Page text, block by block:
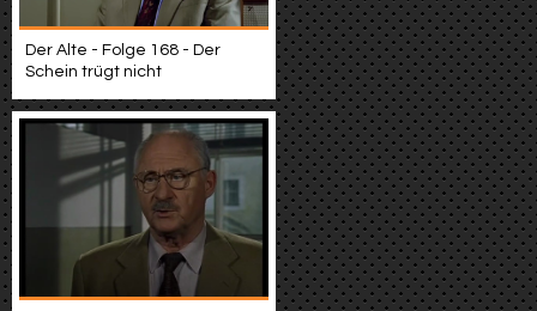
Der Alte - Folge 168 - Der
Schein trügt nicht